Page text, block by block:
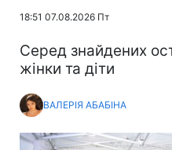
18:51 07.08.2026 Пт
Серед знайдених
жінки та діти
ВАЛЕРІЯ АБАБІНА